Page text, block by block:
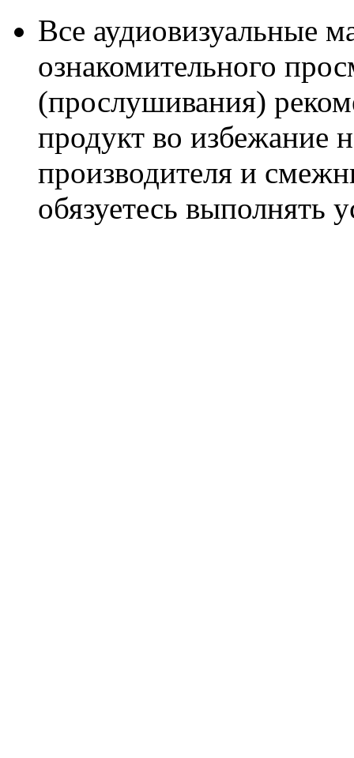
Все аудиовизуальные
ознакомительного
(прослушивания)
продукт во избежание
производителя и
обязуетесь выполнять